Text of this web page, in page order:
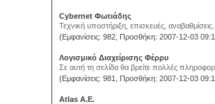
Cybernet Φωτιάδης
Τεχνική υποστήριξη, επισκευές,
(Εμφανίσεις: 982, Προσθήκη: 2007-12-03
Λογισμικό Διαχείρισης Φέρρυ
Σε αυτή τη σελίδα θα βρείτε πολλές
(Εμφανίσεις: 981, Προσθήκη: 2007-12-03
Atlas Α.Ε.